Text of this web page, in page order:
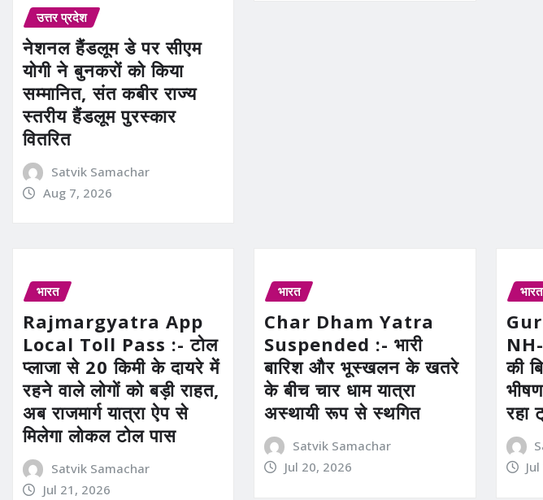
उत्तर प्रदेश
नेशनल हैंडलूम डे पर सीएम
योगी ने बुनकरों को किया
सम्मानित, संत कबीर राज्य
स्तरीय हैंडलूम पुरस्कार
वितरित
Satvik Samachar
Aug 7, 2026
भारत
Rajmargyatra App
Local Toll Pass :- टोल
प्लाजा से 20 किमी के दायरे में
रहने वाले लोगों को बड़ी राहत,
अब राजमार्ग यात्रा ऐप से
मिलेगा लोकल टोल पास
Satvik Samachar
Jul 21, 2026
भारत
Char Dham Yatra
Suspended :- भारी
बारिश और भूस्खलन के खतरे
के बीच चार धाम यात्रा
अस्थायी रूप से स्थगित
Satvik Samachar
Jul 20, 2026
भारत
की
रहा